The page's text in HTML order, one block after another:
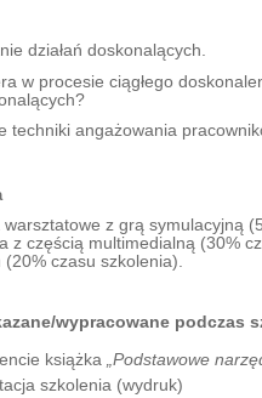
działań doskonalących.
w procesie ciągłego
techniki angażowania
z grą symulacyjną
z częścią multimedialną (30%
(20% czasu szkolenia).
wypracowane podczas
książka
„Podstawowe
szkolenia (wydruk)